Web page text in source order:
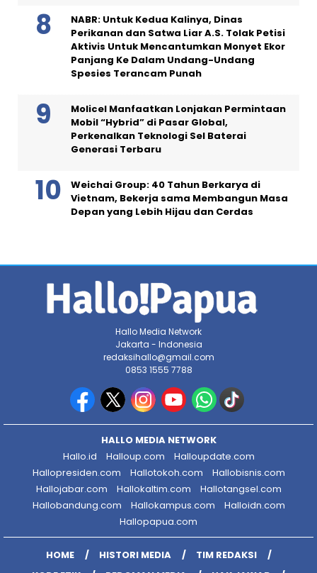
NABR: Untuk Kedua Kalinya, Dinas
Perikanan dan Satwa Liar A.S. Tolak Petisi
Aktivis Untuk Mencantumkan Monyet Ekor
Panjang Ke Dalam Undang-Undang
Spesies Terancam Punah
Molicel Manfaatkan Lonjakan Permintaan
Mobil “Hybrid” di Pasar Global,
Perkenalkan Teknologi Sel Baterai
Generasi Terbaru
Weichai Group: 40 Tahun Berkarya di
Vietnam, Bekerja sama Membangun Masa
Depan yang Lebih Hijau dan Cerdas
Hallo Media Network
Jakarta - Indonesia
redaksihallo@gmail.com
0853 1555 7788
HALLO MEDIA NETWORK
Hallo.id
Halloup.com
Halloupdate.com
Hallopresiden.com
Hallotokoh.com
Hallobisnis.com
Hallojabar.com
Hallokaltim.com
Hallotangsel.com
Hallobandung.com
Hallokampus.com
Halloidn.com
Hallopapua.com
HOME HISTORI MEDIA
TIM REDAKSI